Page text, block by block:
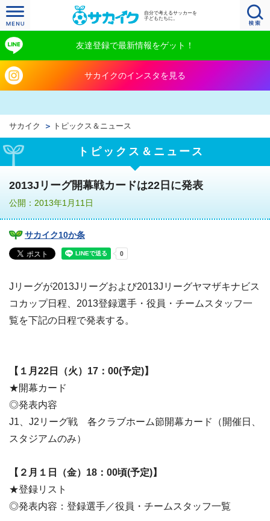
自分で考えるサッカーを
子どもたちに。
友達登録で最新情報をゲット！
サカイクのインスタを見る
サカイク トピックス＆ニュース
トピックス＆ニュース
2013Jリーグ開幕戦カードは22日に発表
公開：2013年1月11日
サカイク10か条
Jリーグが2013Jリーグおよび2013Jリーグヤマザキナビス
コカップ日程、2013登録選手・役員・チームスタッフ一
覧を下記の日程で発表する。
【１月22日（火）17：00(予定)】
★開幕カード
◎発表内容
J1、J2リーグ戦 各クラブホーム節開幕カード（開催日、
スタジアムのみ）
【２月１日（金）18：00頃(予定)】
★登録リスト
◎発表内容：登録選手／役員・チームスタッフ一覧